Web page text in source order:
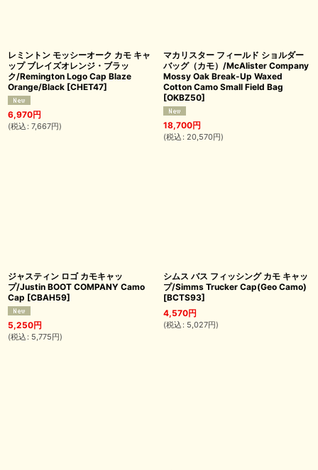
レミントン モッシーオーク カモ キャ
ップ ブレイズオレンジ・ブラッ
ク/Remington Logo Cap Blaze
Orange/Black [CHET47]
6,970円
(税込 : 7,667円)
マカリスター フィールド ショルダー
バッグ（カモ）/McAlister Company
Mossy Oak Break-Up Waxed
Cotton Camo Small Field Bag
[OKBZ50]
18,700円
(税込 : 20,570円)
ジャスティン ロゴ カモキャッ
プ/Justin BOOT COMPANY Camo
Cap [CBAH59]
5,250円
(税込 : 5,775円)
シムス バス フィッシング カモ キャッ
プ/Simms Trucker Cap(Geo Camo)
[BCTS93]
4,570円
(税込 : 5,027円)